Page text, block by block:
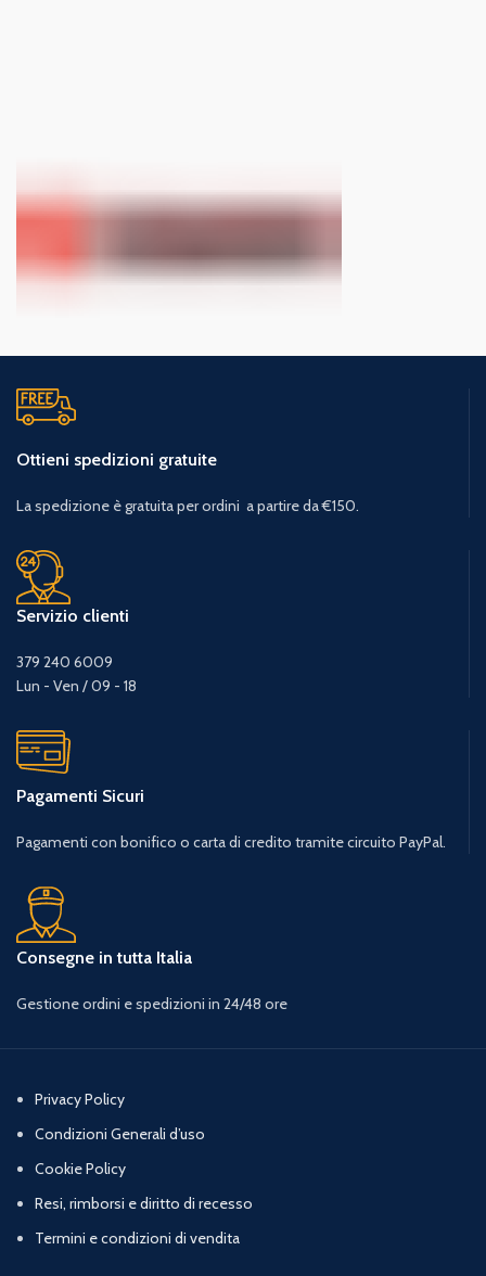
Ottieni spedizioni gratuite
La spedizione è gratuita per ordini a partire da €150.
Servizio clienti
379 240 6009
Lun - Ven / 09 - 18
Pagamenti Sicuri
Pagamenti con bonifico o carta di credito tramite circuito PayPal.
Consegne in tutta Italia
Gestione ordini e spedizioni in 24/48 ore
Privacy Policy
Condizioni Generali d’uso
Cookie Policy
Resi, rimborsi e diritto di recesso
Termini e condizioni di vendita